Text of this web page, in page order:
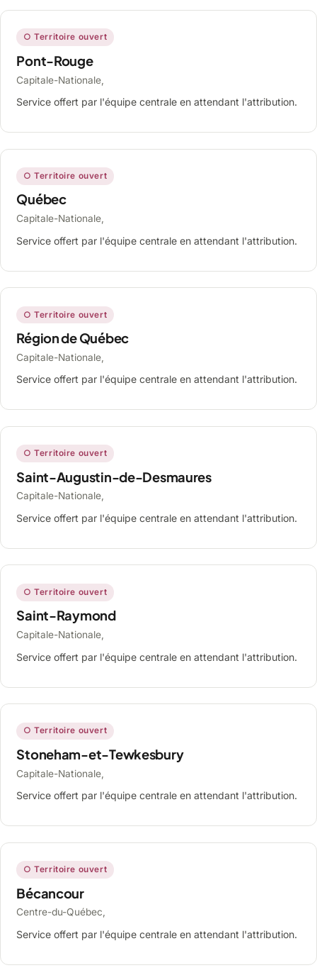
○ Territoire ouvert
Pont-Rouge
Capitale-Nationale,
Service offert par l'équipe centrale en attendant l'attribution.
○ Territoire ouvert
Québec
Capitale-Nationale,
Service offert par l'équipe centrale en attendant l'attribution.
○ Territoire ouvert
Région de Québec
Capitale-Nationale,
Service offert par l'équipe centrale en attendant l'attribution.
○ Territoire ouvert
Saint-Augustin-de-Desmaures
Capitale-Nationale,
Service offert par l'équipe centrale en attendant l'attribution.
○ Territoire ouvert
Saint-Raymond
Capitale-Nationale,
Service offert par l'équipe centrale en attendant l'attribution.
○ Territoire ouvert
Stoneham-et-Tewkesbury
Capitale-Nationale,
Service offert par l'équipe centrale en attendant l'attribution.
○ Territoire ouvert
Bécancour
Centre-du-Québec,
Service offert par l'équipe centrale en attendant l'attribution.